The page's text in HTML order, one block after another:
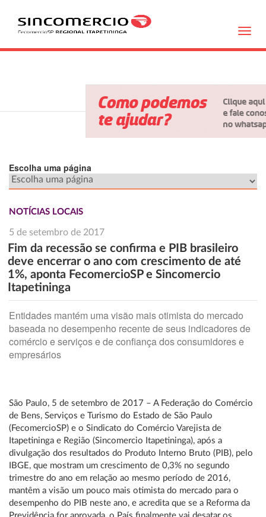
Escolha uma página
NOTÍCIAS LOCAIS
5 de setembro de 2017
Fim da recessão se confirma e PIB brasileiro
deve encerrar o ano com crescimento de até
1%, aponta FecomercioSP e Sincomercio
Itapetininga
Entidades mantém uma visão mais otimista do mercado
baseada no desempenho recente de seus indicadores de
comércio e serviços e de confiança dos consumidores e
empresários
São Paulo, 5 de setembro de 2017 – A Federação do Comércio
de Bens, Serviços e Turismo do Estado de São Paulo
(FecomercioSP) e o Sindicato do Comércio Varejista de
Itapetininga e Região (Sincomercio Itapetininga), após a
divulgação dos resultados do Produto Interno Bruto (PIB), pelo
IBGE, que mostram um crescimento de 0,3% no segundo
trimestre do ano em relação ao mesmo período de 2016,
mantêm a visão um pouco mais otimista do mercado para o
desempenho do PIB neste ano, e acredita que se a Reforma da